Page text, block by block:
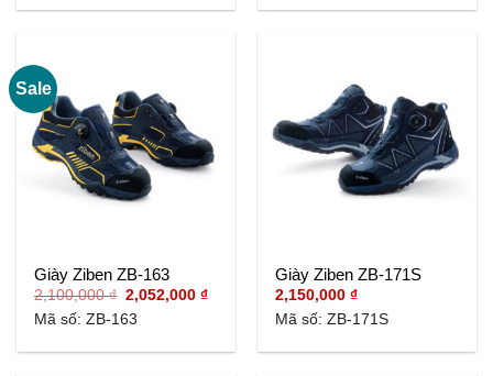
4,536,000 ₫.
Sale
Giày Ziben ZB-163
2,100,000₫ Giá
gốc
là:
2,052,000₫Giá
2,052,000 ₫.
Mã số: ZB-163
Giày Ziben ZB-171S
2,150,000₫
Mã số: ZB-171S